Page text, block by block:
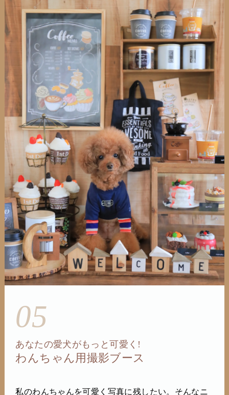
05
あなたの愛犬がもっと可愛く!
わんちゃん用撮影ブース
私のわんちゃんを可愛く写真に残したい。そんなニ